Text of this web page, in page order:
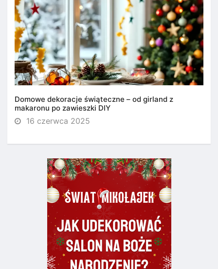
Domowe dekoracje świąteczne – od girland z
makaronu po zawieszki DIY
16 czerwca 2025